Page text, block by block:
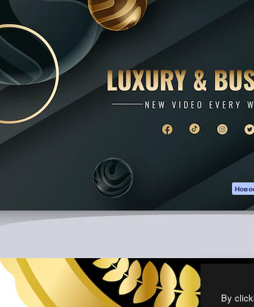
Креативная платформа для создания
ваших лучших работ. Более 1 миллиона
подписчиков среди креаторов,
предприятий, агентств и студий.
Pусский
Генератор
ИИ
Генератор
на основе
Стоковый
MCP для
Claude/
By